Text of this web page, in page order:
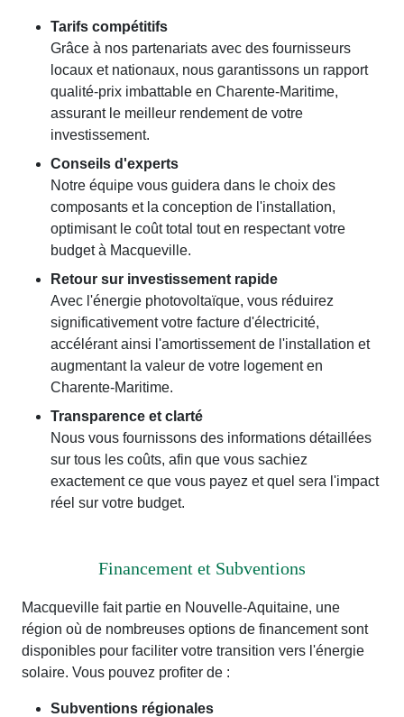
Tarifs compétitifs
Grâce à nos partenariats avec des fournisseurs
locaux et nationaux, nous garantissons un rapport
qualité-prix imbattable en Charente-Maritime,
assurant le meilleur rendement de votre
investissement.
Conseils d'experts
Notre équipe vous guidera dans le choix des
composants et la conception de l'installation,
optimisant le coût total tout en respectant votre
budget à Macqueville.
Retour sur investissement rapide
Avec l'énergie photovoltaïque, vous réduirez
significativement votre facture d'électricité,
accélérant ainsi l'amortissement de l'installation et
augmentant la valeur de votre logement en
Charente-Maritime.
Transparence et clarté
Nous vous fournissons des informations détaillées
sur tous les coûts, afin que vous sachiez
exactement ce que vous payez et quel sera l'impact
réel sur votre budget.
Financement et Subventions
Macqueville fait partie en Nouvelle-Aquitaine, une
région où de nombreuses options de financement sont
disponibles pour faciliter votre transition vers l'énergie
solaire. Vous pouvez profiter de :
Subventions régionales